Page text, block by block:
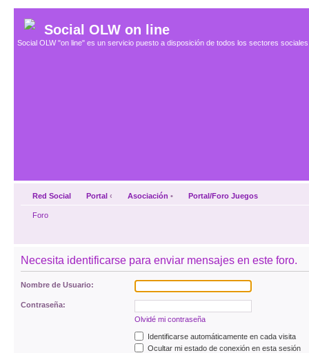
Social OLW on line
Social OLW "on line" es un servicio puesto a disposición de todos los sectores
Red Social Portal ‹ Asociación • Portal/Foro Juegos
Foro
Necesita identificarse para enviar mensajes en este foro.
Nombre de Usuario:
Contraseña:
Olvidé mi contraseña
Identificarse automáticamente en cada visita
Ocultar mi estado de conexión en esta sesión